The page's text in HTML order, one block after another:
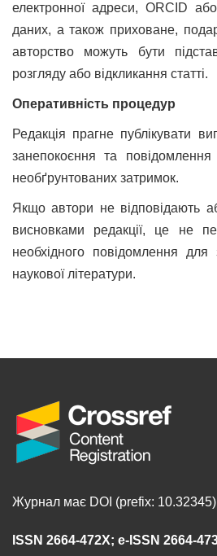
електронної адреси, ORCID
даних, а також приховане,
авторство можуть бути
розгляду або відкликання статті.
Оперативність процедур
Редакція прагне публікувати
занепокоєння та
необґрунтованих затримок.
Якщо автори не відповідають
висновками редакції, це не
необхідного повідомлення для
наукової літератури.
Журнал має DOI (prefix: 10.32345)
ISSN 2664-472X; e-ISSN 2664-